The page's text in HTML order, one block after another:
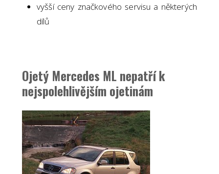
vyšší ceny značkového servisu a některých
dílů
Ojetý Mercedes ML nepatří k
nejspolehlivějším ojetinám